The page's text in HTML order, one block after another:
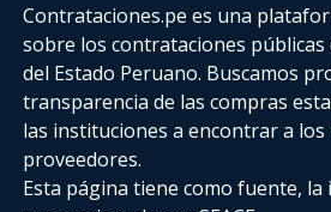
Contrataciones.pe es una
sobre los contrataciones públicas
del Estado Peruano. Buscamos
transparencia de las compras
las instituciones a encontrar a los
proveedores.
Esta página tiene como fuente,